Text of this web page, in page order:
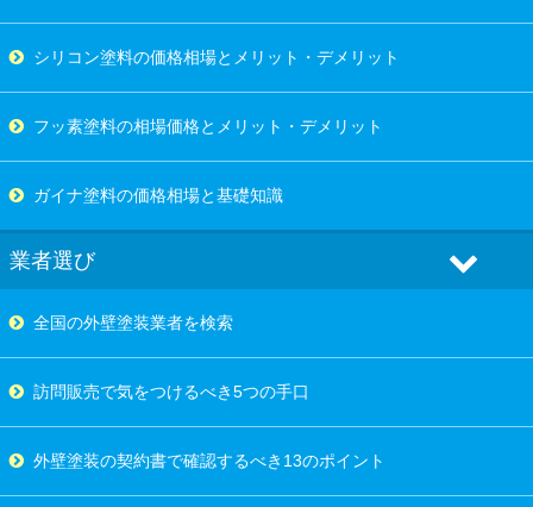
シリコン塗料の価格相場とメリット・デメリット
フッ素塗料の相場価格とメリット・デメリット
ガイナ塗料の価格相場と基礎知識
業者選び
全国の外壁塗装業者を検索
訪問販売で気をつけるべき5つの手口
外壁塗装の契約書で確認するべき13のポイント